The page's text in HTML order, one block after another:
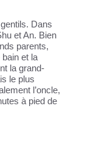
Dans
et An. Bien
parents,
et la
la grand-
le plus
l’oncle,
à pied de